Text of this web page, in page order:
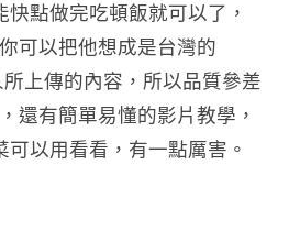
點做完吃頓飯就可以了，
可以把他想成是台灣的
上傳的內容，所以品質參差
還有簡單易懂的影片教學，
以用看看，有一點厲害。